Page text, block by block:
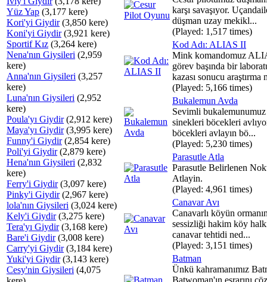
Yüz Yap (3,177 kere)
Kori'yi Giydir(3,850 kere)
Koni'yi Giydir(3,921 kere)
Sportif Kız (3,264 kere)
Nena'nın Giysileri (2,959
kere)
Anna'nın Giysileri (3,257
kere)
Luna'nın Giysileri (2,952
kere)
Poula'yı Giydir(2,912 kere)
Maya'yı Giydir(3,995 kere)
Funny'i Giydir(2,854 kere)
Poli'yi Giydir(2,879 kere)
Hena'nın Giysileri (2,832
kere)
Ferry'i Giydir(3,097 kere)
Pinky'i Giydir(2,967 kere)
lola'nın Giysileri (3,024 kere)
Kely'i Giydir(3,275 kere)
Tera'yı Giydir(3,168 kere)
Bare'i Giydir(3,008 kere)
Carry'yi Giydir(3,184 kere)
Yuki'yi Giydir(3,143 kere)
Cesy'nin Giysileri (4,075
karşı savaşıyor.
düşman uzay mekikl...
(Played: 1,517 times)
Kod Adı: ALIAS II
Mink komandomuz
görev başında bir
kazası sonucu araştırma
(Played: 5,166 times)
Bukalemun Avda
Sevimli bukalemunumuz
sinekleri böcekleri
böcekleri avlayın bö...
(Played: 5,230 times)
Parasutle Atla
Parasutle Belirlenen
Atlayin.
(Played: 4,961 times)
Canavar Avı
Canavarlı köyün
sessizliği hakim köy
canavar tehtidi ned...
(Played: 3,151 times)
Batman
Ünkü kahramanımız
Batwoman'ın esrarını